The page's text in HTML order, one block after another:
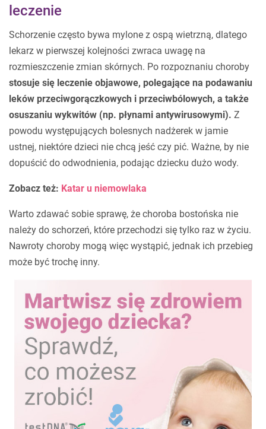
leczenie
Schorzenie często bywa mylone z ospą wietrzną, dlatego
lekarz w pierwszej kolejności zwraca uwagę na
rozmieszczenie zmian skórnych. Po rozpoznaniu choroby
stosuje się leczenie objawowe, polegające na podawaniu
leków przeciwgorączkowych i przeciwbólowych, a także
osuszaniu wykwitów (np. płynami antywirusowymi). Z
powodu występujących bolesnych nadżerek w jamie
ustnej, niektóre dzieci nie chcą jeść czy pić. Ważne, by nie
dopuścić do odwodnienia, podając dziecku dużo wody.
Zobacz też: Katar u niemowlaka
Warto zdawać sobie sprawę, że choroba bostońska nie
należy do schorzeń, które przechodzi się tylko raz w życiu.
Nawroty choroby mogą więc wystąpić, jednak ich przebieg
może być trochę inny.